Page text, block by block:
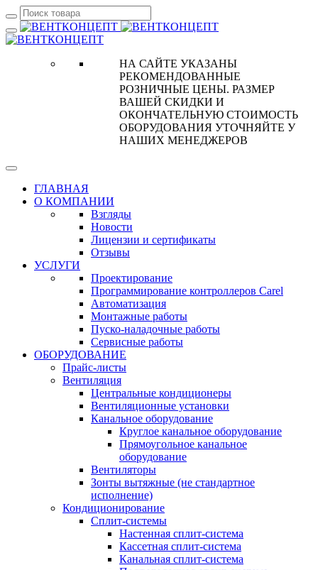
НА САЙТЕ УКАЗАНЫ
РЕКОМЕНДОВАННЫЕ
РОЗНИЧНЫЕ ЦЕНЫ. РАЗМЕР
ВАШЕЙ СКИДКИ И
ОКОНЧАТЕЛЬНУЮ СТОИМОСТЬ
ОБОРУДОВАНИЯ УТОЧНЯЙТЕ У
НАШИХ МЕНЕДЖЕРОВ
ГЛАВНАЯ
О КОМПАНИИ
Взгляды
Новости
Лицензии и сертификаты
Отзывы
УСЛУГИ
Проектирование
Программирование контроллеров Carel
Автоматизация
Монтажные работы
Пуско-наладочные работы
Сервисные работы
ОБОРУДОВАНИЕ
Прайс-листы
Вентиляция
Центральные кондиционеры
Вентиляционные установки
Канальное оборудование
Круглое канальное оборудование
Прямоугольное канальное
оборудование
Вентиляторы
Зонты вытяжные (не стандартное
исполнение)
Кондиционирование
Сплит-системы
Настенная сплит-система
Кассетная сплит-система
Канальная сплит-система